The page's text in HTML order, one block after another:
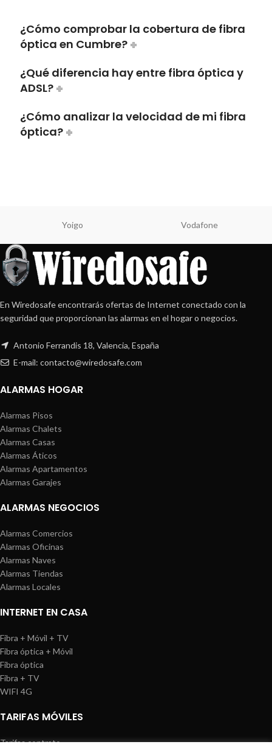
¿Cómo comprobar la cobertura de fibra
óptica en Cumbre?
¿Qué diferencia hay entre fibra óptica y
ADSL?
¿Cómo analizar la velocidad de mi fibra
óptica?
Yoigo Vodafone
En Wiredosafe encontrarás ofertas de Internet conectado con la
seguridad que proporcionan las alarmas en el hogar o negocios.
Antonio Ferrandis 18, Valencia, España
E-mail: contacto@wiredosafe.com
ALARMAS HOGAR
Alarmas Pisos
Alarmas Chalets
Alarmas Casas
Alarmas Áticos
Alarmas Apartamentos
Alarmas Garajes
ALARMAS NEGOCIOS
Alarmas Comercios
Alarmas Oficinas
Alarmas Naves
Alarmas Tiendas
Alarmas Locales
INTERNET EN CASA
Fibra + Móvil + TV
Fibra óptica + Móvil
Fibra óptica
Fibra + TV
WIFI 4G
TARIFAS MÓVILES
Tarifas contrato